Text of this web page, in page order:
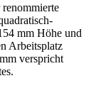
mm Höhe und
Arbeitsplatz
verspricht